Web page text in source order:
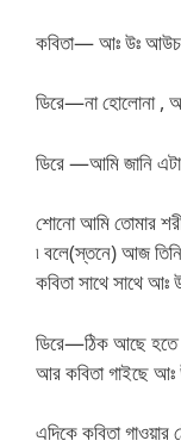
কবিতা— আঃ উঃ আউচ
ডিরে—না হোলোনা ,
ডিরে —আমি জানি
শোনো আমি তোমার
৷ বলে(স্তনে) আজ
কবিতা সাথে সাথে
ডিরে—ঠিক আছে হতে
আর কবিতা গাইছে আঃ
এদিকে কবিতা